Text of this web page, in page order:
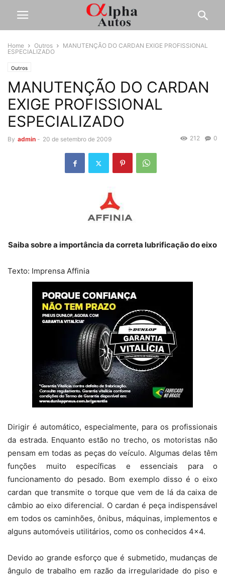
Home Outros
MANUTENÇÃO DO CARDAN EXIGE PROFISSIONAL
ESPECIALIZADO
Outros
MANUTENÇÃO DO CARDAN
EXIGE PROFISSIONAL
ESPECIALIZADO
By admin - 20 de setembro de 2009 0
212
Saiba sobre a importância da correta lubrificação do eixo
Texto: Imprensa Affinia
Dirigir é automático, especialmente, para os profissionais
da estrada. Enquanto estão no trecho, os motoristas não
pensam em todas as peças do veículo. Algumas delas têm
funções muito específicas e essenciais para o
funcionamento do pesado. Bom exemplo disso é o eixo
cardan que transmite o torque que vem de lá da caixa de
câmbio ao eixo diferencial. O cardan é peça indispensável
em todos os caminhões, ônibus, máquinas, implementos e
alguns automóveis utilitários, como os conhecidos 4×4.
Devido ao grande esforço que é submetido, mudanças de
ângulo de trabalho em razão da irregularidade do piso e